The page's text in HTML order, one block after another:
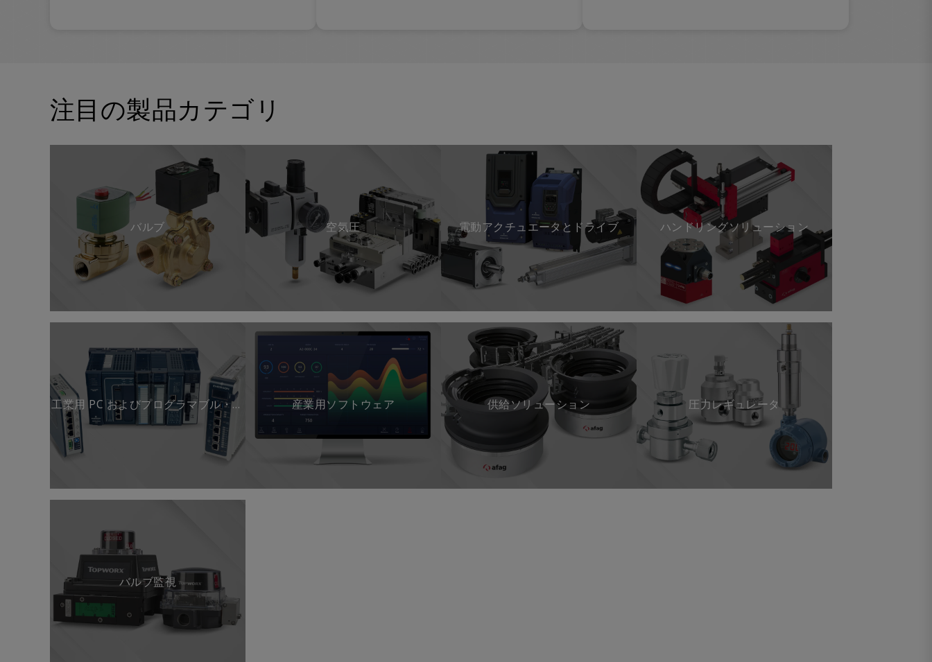
注目の製品カテゴリ
バルブ
工業用 PC およびプログラマブル・ロ
ジック・コントローラ
バルブ監視
空気圧
産業用ソフトウェア
電動アクチュエータとドライブ
供給ソリューション
ハンドリングソリューション
圧力レギュレータ